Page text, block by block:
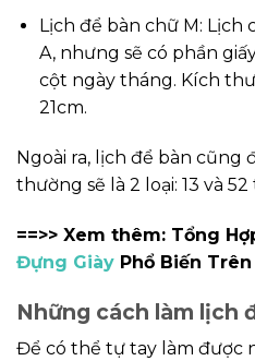
Lịch để bàn chữ M:
A, nhưng sẽ có phần
cột ngày tháng. Kích
21cm.
Ngoài ra, lịch để bàn cũng
thường sẽ là 2 loại: 13 và 52
==>> Xem thêm: Tổng
Đựng Giày Phổ Biến
Những cách làm lịch
Để có thể tự tay làm được